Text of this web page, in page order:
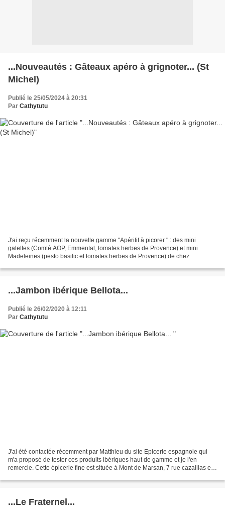
...Nouveautés : Gâteaux apéro à grignoter... (St
Michel)
Publié le 25/05/2024 à 20:31
Par Cathytutu
J'ai reçu récemment la nouvelle gamme "Apéritif à picorer " : des mini
galettes (Comté AOP, Emmental, tomates herbes de Provence) et mini
Madeleines (pesto basilic et tomates herbes de Provence) de chez
...Jambon ibérique Bellota...
Publié le 26/02/2020 à 12:11
Par Cathytutu
J'ai été contactée récemment par Matthieu du site Epicerie espagnole qui
m'a proposé de tester ces produits ibériques haut de gamme et je l'en
remercie. Cette épicerie fine est située à Mont de Marsan, 7 rue cazaillas et
...Le Fraternel...